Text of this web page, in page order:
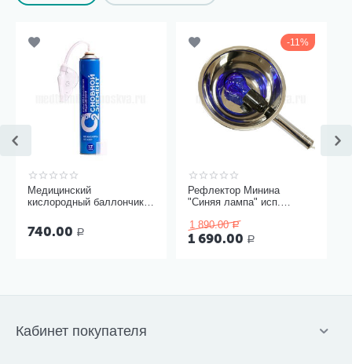
Медицинский
кислородный баллончик
литров с мягкой маской
740.00 Р
11%
Рефлектор Минина
"Синяя лампа" исп.
1 890.00 Р
1 690.00 Р
Кабинет покупателя